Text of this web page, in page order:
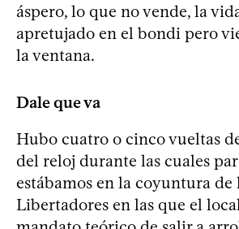
áspero, lo que no vende, la
apretujado en el bondi pero
la ventana.
Dale que va
Hubo cuatro o cinco vueltas
del reloj durante las cuales
estábamos en la coyuntura de
Libertadores en las que el